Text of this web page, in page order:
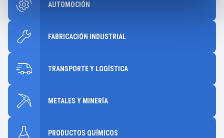
AUTOMOCIÓN
FABRICACIÓN INDUSTRIAL
TRANSPORTE Y LOGÍSTICA
METALES Y MINERÍA
PRODUCTOS QUÍMICOS